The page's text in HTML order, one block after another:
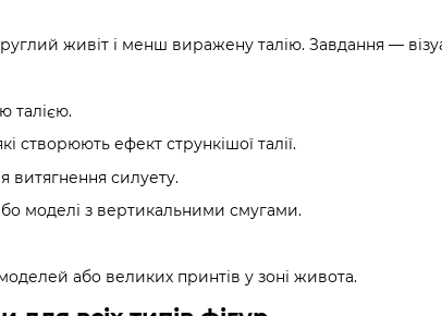
живіт і менш виражену талію. Завдання —
талією.
створюють ефект стрункішої талії.
витягнення силуету.
моделі з вертикальними смугами.
або великих принтів у зоні живота.